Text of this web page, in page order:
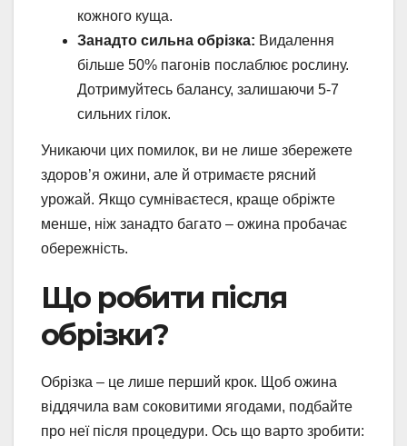
кожного куща.
Занадто сильна обрізка: Видалення
більше 50% пагонів послаблює рослину.
Дотримуйтесь балансу, залишаючи 5-7
сильних гілок.
Уникаючи цих помилок, ви не лише збережете
здоров’я ожини, але й отримаєте рясний
урожай. Якщо сумніваєтеся, краще обріжте
менше, ніж занадто багато – ожина пробачає
обережність.
Що робити після
обрізки?
Обрізка – це лише перший крок. Щоб ожина
віддячила вам соковитими ягодами, подбайте
про неї після процедури. Ось що варто зробити: